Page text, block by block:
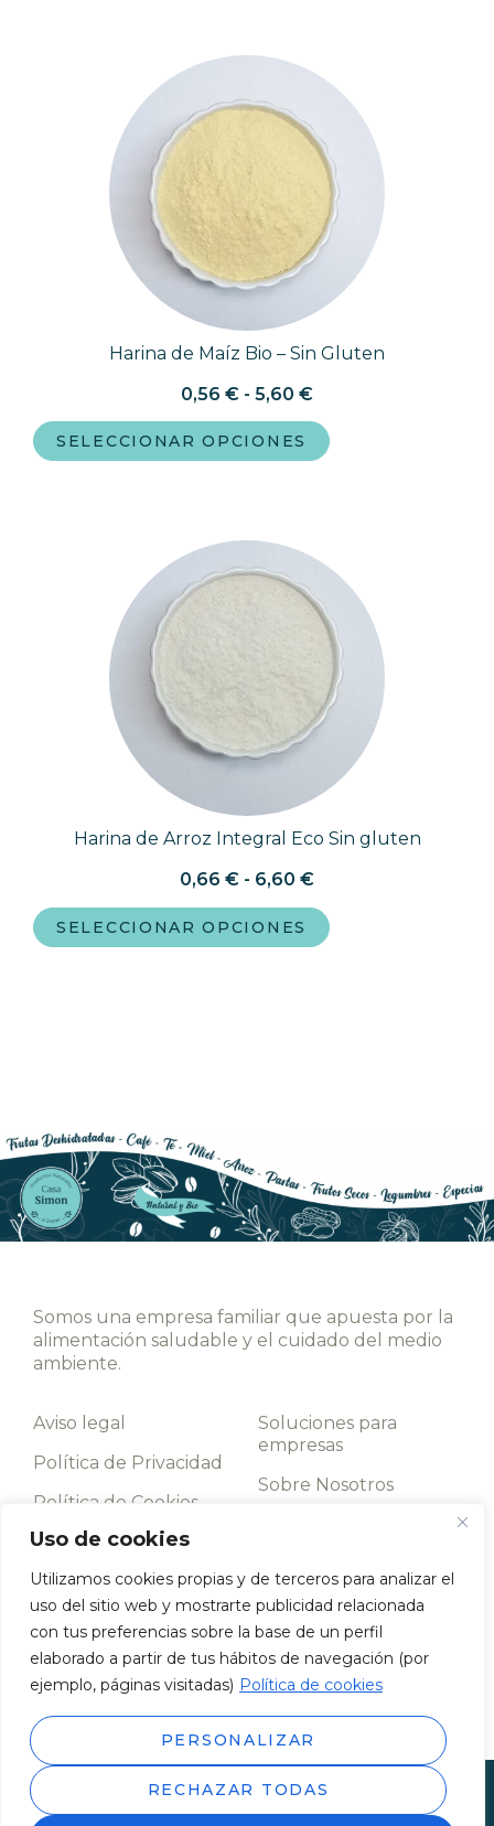
Uso de cookies
Utilizamos cookies propias y de terceros para analizar el
uso del sitio web y mostrarte publicidad relacionada
con tus preferencias sobre la base de un perfil
elaborado a partir de tus hábitos de navegación (por
ejemplo, páginas visitadas) Política de cookies
PERSONALIZAR
RECHAZAR TODAS
Harina de Maíz Bio – Sin Gluten
0,56 € - 5,60 €
SELECCIONAR OPCIONES
Harina de Arroz Integral Eco Sin gluten
0,66 € - 6,60 €
SELECCIONAR OPCIONES
Somos una empresa familiar que apuesta por la
alimentación saludable y el cuidado del medio
ambiente.
Aviso legal
Política de Privacidad
Política de Cookies
Términos y
Soluciones para
empresas
Sobre Nosotros
Llámanos
952 198 093
Av. de los Boliches, 43, 29640 Fuengirola, Málaga
© 2026 Todos los derechos reservados. | WEB desarrollada
porShikoba